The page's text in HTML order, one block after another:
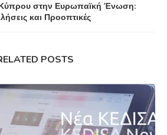
στην Ευρωπαϊκή Ένωση:
και Προοπτικές
POSTS